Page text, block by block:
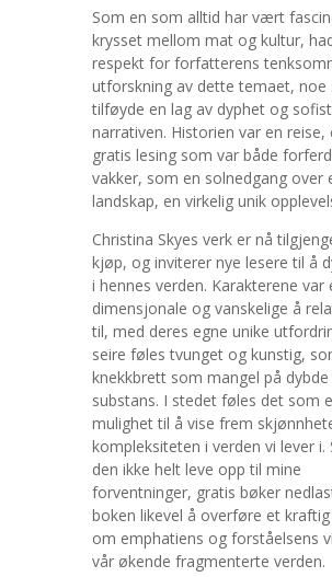
Som en som alltid har vært
krysset mellom mat og kultur,
respekt for forfatterens
utforskning av dette temaet, noe
tilføyde en lag av dyphet og
narrativen. Historien var en reise,
gratis lesing som var både
vakker, som en solnedgang over
landskap, en virkelig unik
Christina Skyes verk er nå
kjøp, og inviterer nye lesere til å
i hennes verden. Karakterene var
dimensjonale og vanskelige å
til, med deres egne unike
seire føles tvunget og kunstig,
knekkbrett som mangel på
substans. I stedet føles det som
mulighet til å vise frem
kompleksiteten i verden vi lever i.
den ikke helt leve opp til mine
forventninger, gratis bøker
boken likevel å overføre et kraftig
om emphatiens og forståelsens
vår økende fragmenterte verden.